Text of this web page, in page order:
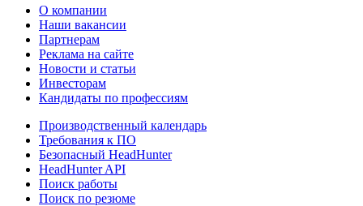
О компании
Наши вакансии
Партнерам
Реклама на сайте
Новости и статьи
Инвесторам
Кандидаты по профессиям
Производственный календарь
Требования к ПО
Безопасный HeadHunter
HeadHunter API
Поиск работы
Поиск по резюме